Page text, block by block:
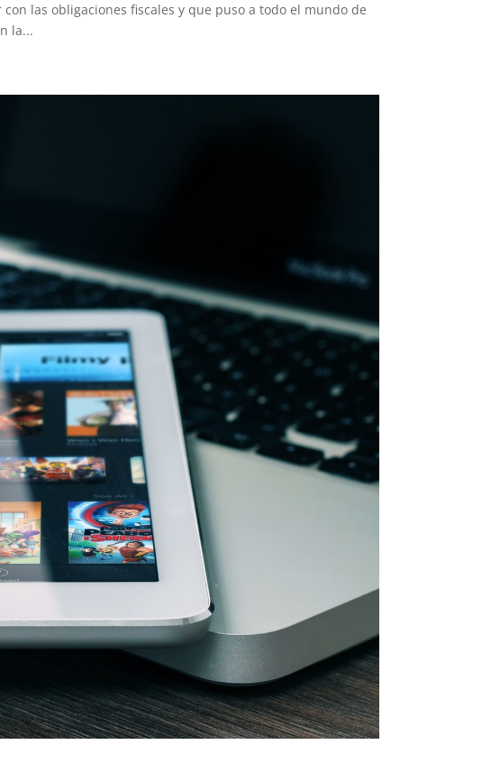
las obligaciones fiscales y que puso a todo el mundo de
la...